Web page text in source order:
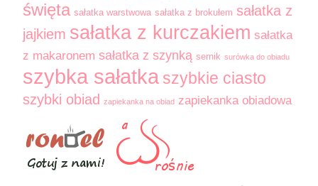
święta sałatka warstwowa sałatka z brokułem sałatka z
jajkiem sałatka z kurczakiem sałatka
z makaronem sałatka z szynką sernik surówka do obiadu
szybka sałatka szybkie ciasto
szybki obiad zapiekanka na obiad zapiekanka obiadowa